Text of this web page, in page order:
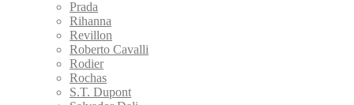
Prada
Rihanna
Revillon
Roberto Cavalli
Rodier
Rochas
S.T. Dupont